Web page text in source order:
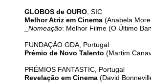
GLOBOS de OURO, SIC
Melhor Atriz em Cinema (Anabela
Nomeação: Melhor Filme (O Último
FUNDAÇÃO GDA, Portugal
Prémio de Novo Talento (Martim
PRÉMIOS FANTASTIC, Portugal
Revelação em Cinema (David